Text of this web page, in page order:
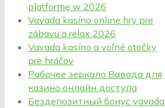
platformę w 2026
Vavada kasíno online hry pre
zábavu a relax 2026
Vavada kasíno a voľné otočky
pre hráčov
Рабочее зеркало Вавада для
казино онлайн доступа
Бездепозитный бонус vavada